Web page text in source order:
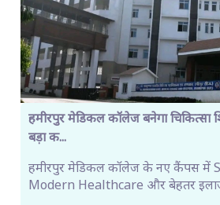
हमीरपुर मेडिकल कॉलेज बनेगा चिकित्सा
बड़ा क...
हमीरपुर मेडिकल कॉलेज के नए कैंपस में
Modern Healthcare और बेहतर